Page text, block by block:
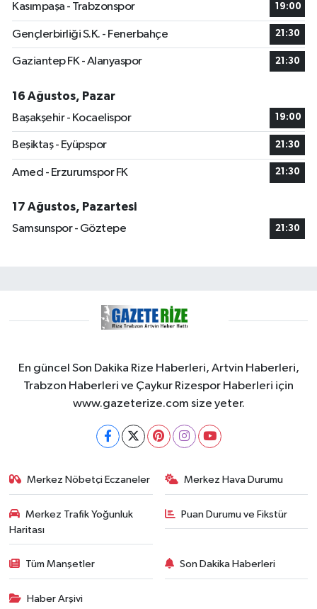
Kasımpaşa - Trabzonspor 19:00
Gençlerbirliği S.K. - Fenerbahçe 21:30
Gaziantep FK - Alanyaspor 21:30
16 Ağustos, Pazar
Başakşehir - Kocaelispor
19:00
Beşiktaş - Eyüpspor 21:30
Amed - Erzurumspor FK 21:30
17 Ağustos, Pazartesi
Samsunspor - Göztepe
21:30
En güncel Son Dakika Rize Haberleri, Artvin Haberleri,
Trabzon Haberleri ve Çaykur Rizespor Haberleri için
www.gazeterize.com size yeter.
Merkez Nöbetçi Eczaneler Merkez Hava Durumu
Merkez Trafik Yoğunluk
Haritası
Puan Durumu ve Fikstür
Tüm Manşetler Son Dakika Haberleri
Haber Arşivi